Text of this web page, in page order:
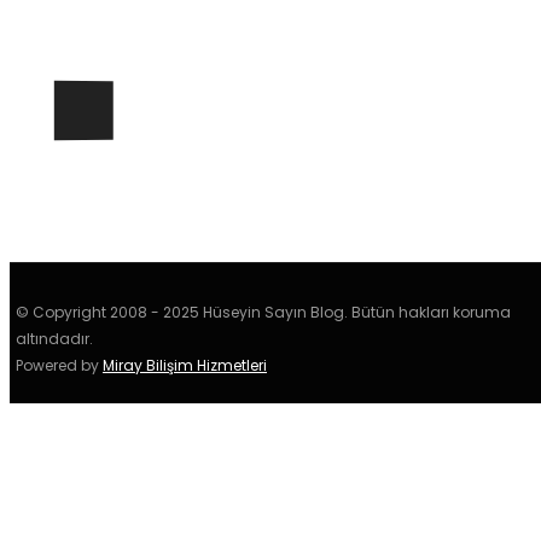
© Copyright 2008 - 2025 Hüseyin Sayın Blog. Bütün hakları koruma
altındadır.
Powered byMiray Bilişim Hizmetleri